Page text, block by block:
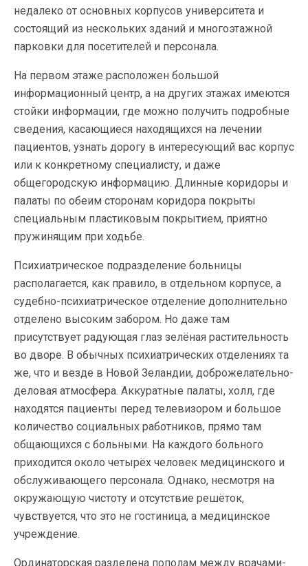
недалеко от основных корпусов университета и
состоящий из нескольких зданий и многоэтажной
парковки для посетителей и персонала.
На первом этаже расположен большой
информационный центр, а на других этажах имеются
стойки информации, где можно получить подробные
сведения, касающиеся находящихся на лечении
пациентов, узнать дорогу в интересующий вас корпус
или к конкретному специалисту, и даже
общегородскую информацию. Длинные коридоры и
палаты по обеим сторонам коридора покрыты
специальным пластиковым покрытием, приятно
пружинящим при ходьбе.
Психиатрическое подразделение больницы
располагается, как правило, в отдельном корпусе, а
судебно-психиатрическое отделение дополнительно
отделено высоким забором. Но даже там
присутствует радующая глаз зелёная растительность
во дворе. В обычных психиатрических отделениях та
же, что и везде в Новой Зеландии, доброжелательно-
деловая атмосфера. Аккуратные палаты, холл, где
находятся пациенты перед телевизором и большое
количество социальных работников, прямо там
общающихся с больными. На каждого больного
приходится около четырёх человек медицинского и
обслуживающего персонала. Однако, несмотря на
окружающую чистоту и отсутствие решёток,
чувствуется, что это не гостиница, а медицинское
учреждение.
Ординаторская разделена пополам между врачами-